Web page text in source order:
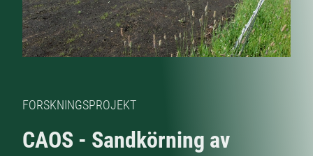
FORSKNINGSPROJEKT
CAOS - Sandkörning av